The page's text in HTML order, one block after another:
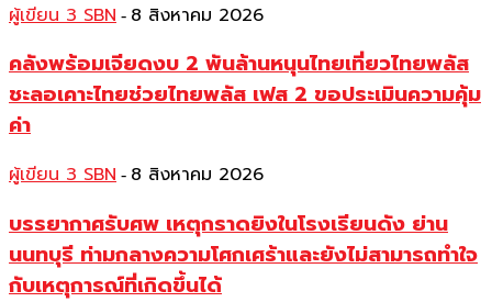
ผู้เขียน 3 SBN - 8 สิงหาคม 2026
คลังพร้อมเจียดงบ 2 พันล้านหนุนไทยเที่ยวไทยพลัส
ชะลอเคาะไทยช่วยไทยพลัส เฟส 2 ขอประเมินความคุ้ม
ค่า
ผู้เขียน 3 SBN - 8 สิงหาคม 2026
บรรยากาศรับศพ เหตุกราดยิงในโรงเรียนดัง ย่าน
นนทบุรี ท่ามกลางความโศกเศร้าและยังไม่สามารถทำใจ
กับเหตุการณ์ที่เกิดขึ้นได้